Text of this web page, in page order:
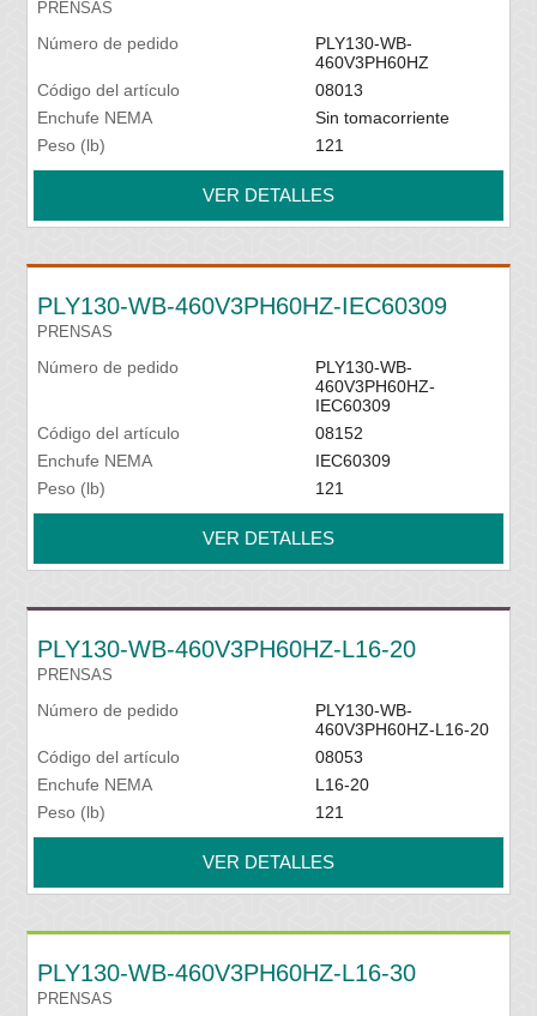
PRENSAS
Número de pedido
PLY130-WB-
460V3PH60HZ
Código del artículo
08013
Enchufe NEMA
Sin tomacorriente
Peso (lb)
121
VER DETALLES
PLY130-WB-460V3PH60HZ-IEC60309
PRENSAS
Número de pedido
PLY130-WB-
460V3PH60HZ-
IEC60309
Código del artículo
08152
Enchufe NEMA
IEC60309
Peso (lb)
121
VER DETALLES
PLY130-WB-460V3PH60HZ-L16-20
PRENSAS
Número de pedido
PLY130-WB-
460V3PH60HZ-L16-20
Código del artículo
08053
Enchufe NEMA
L16-20
Peso (lb)
121
VER DETALLES
PLY130-WB-460V3PH60HZ-L16-30
PRENSAS